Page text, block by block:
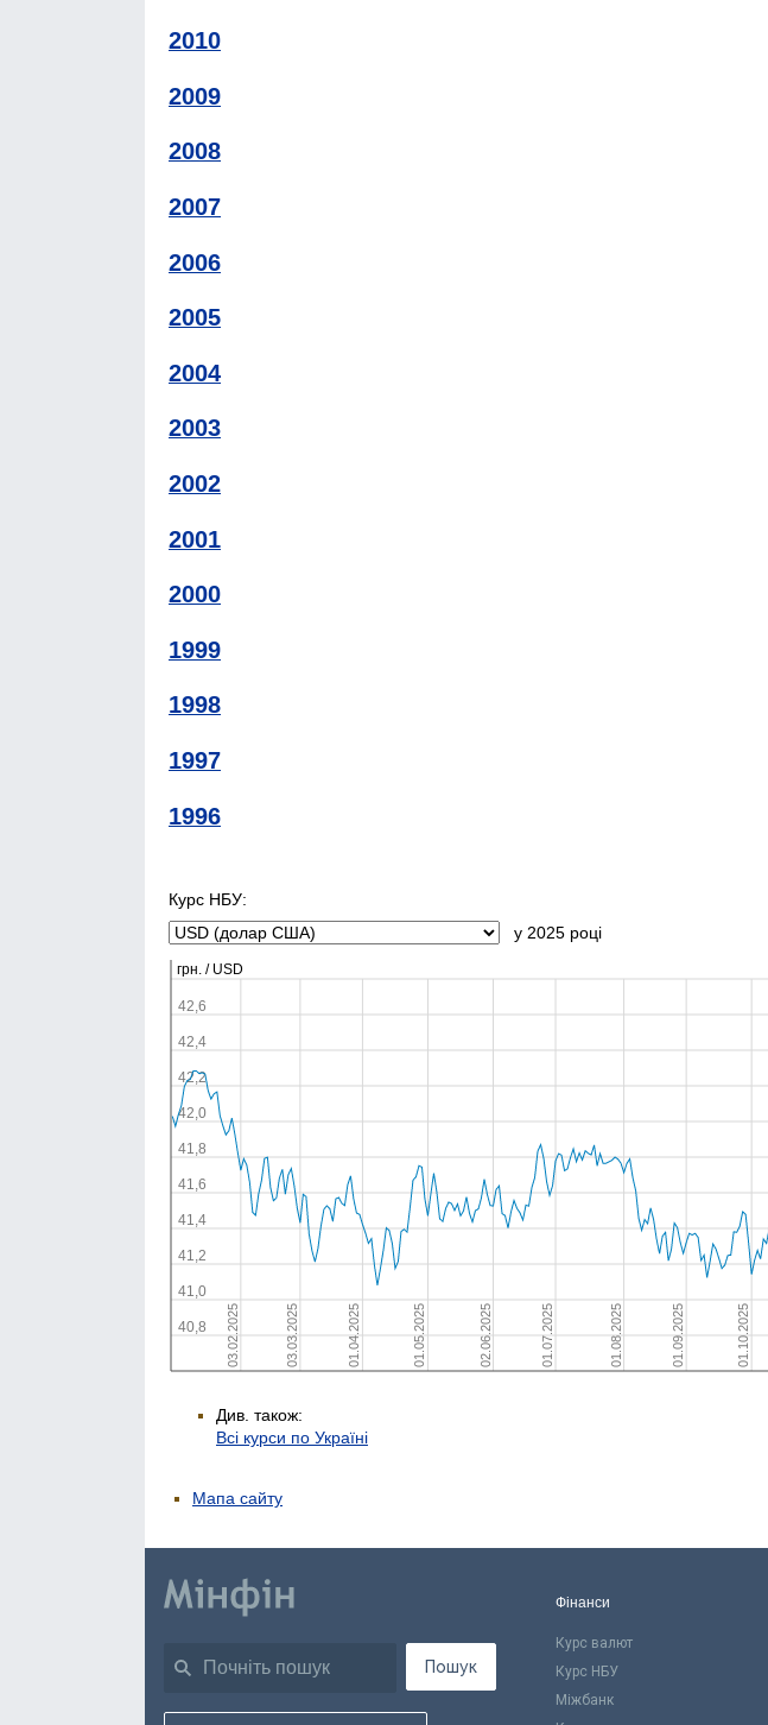
2010
2009
2008
2007
2006
2005
2004
2003
2002
2001
2000
1999
1998
1997
1996
Курс НБУ:
у 2025 році
Див. також:
Всі курси по Україні
Мапа сайту
Пошук
Фінанси
Курс валют
Курс НБУ
Міжбанк